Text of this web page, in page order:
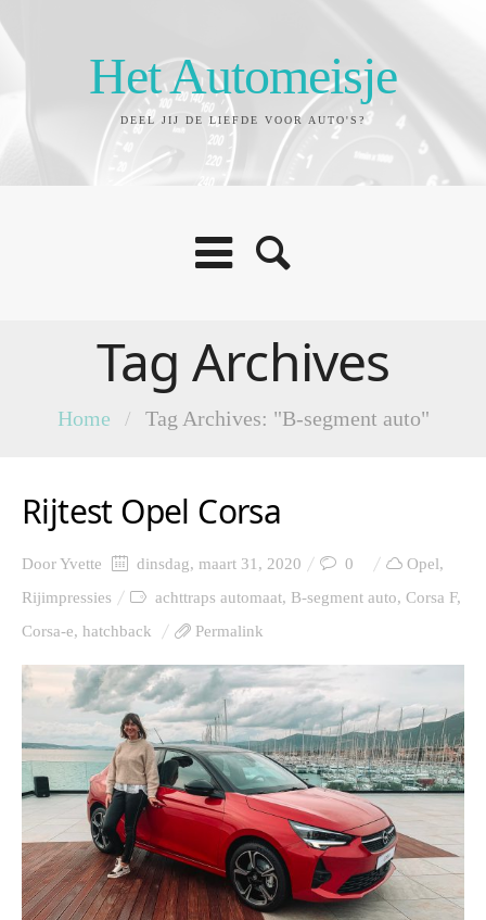
Het Automeisje
DEEL JIJ DE LIEFDE VOOR AUTO'S?
Tag Archives
Home / Tag Archives: "B-segment auto"
Rijtest Opel Corsa
DoorYvette dinsdag, maart 31, 2020 0 Opel,
Rijimpressies
achttraps automaat, B-segment auto, Corsa F,
Corsa-e, hatchback Permalink